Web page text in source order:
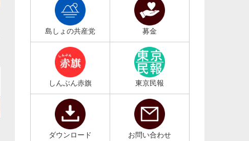
島しょの共産党 募金
しんぶん赤旗 東京民報
ダウンロード お問い合わせ